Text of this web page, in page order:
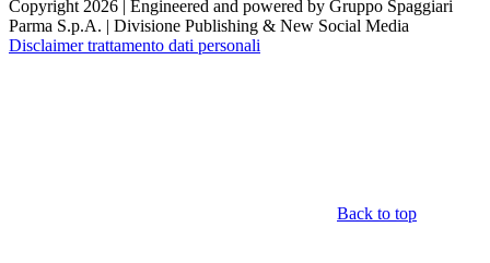
Copyright 2026 | Engineered and powered by Gruppo Spaggiari
Parma S.p.A. | Divisione Publishing & New Social Media
Disclaimer trattamento dati personali
Back to top